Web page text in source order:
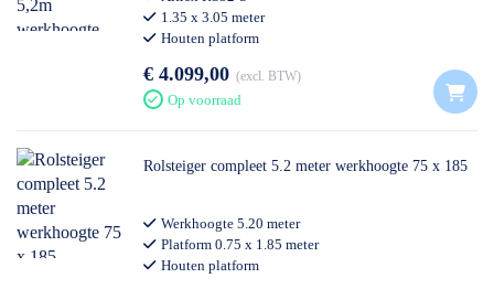
1.35 x 3.05 meter
Houten platform
€ 4.099,00 excl. BTW
Op voorraad
Rolsteiger compleet 5.2 meter werkhoogte 75 x 185
Werkhoogte 5.20 meter
Platform 0.75 x 1.85 meter
Houten platform